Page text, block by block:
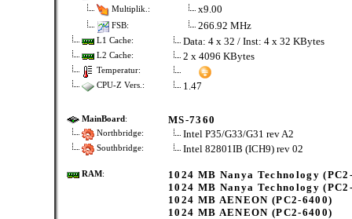
Multiplik.: x9.00
FSB: 266.92 MHz
L1 Cache: Data: 4 x 32 / Inst: 4 x 32 KBytes
L2 Cache: 2 x 4096 KBytes
Temperatur:
CPU-Z Vers.:
1.47
MainBoard: MS-7360
Northbridge: Intel P35/G33/G31 rev A2
Southbridge: Intel 82801IB (ICH9) rev 02
RAM:
1024 MB Nanya Technology
1024 MB Nanya Technology
1024 MB AENEON (PC2-6400)
1024 MB AENEON (PC2-6400)